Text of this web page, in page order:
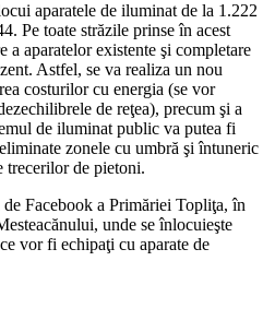
aparatele de iluminat de la 1.222
Pe toate străzile prinse în acest
a aparatelor existente şi completare
Astfel, se va realiza un nou
costurilor cu energia (se vor
de reţea), precum şi a
de iluminat public va putea fi
zonele cu umbră şi întuneric
trecerilor de pietoni.
Facebook a Primăriei Topliţa, în
unde se înlocuieşte
vor fi echipaţi cu aparate de